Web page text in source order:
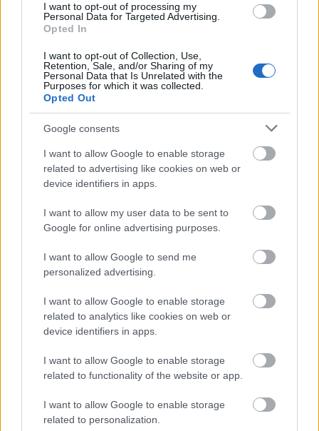
I want to opt-out of processing my
Personal Data for Targeted Advertising.
Opted In
I want to opt-out of Collection, Use,
Retention, Sale, and/or Sharing of my
Personal Data that Is Unrelated with the
Purposes for which it was collected.
Opted Out
Google consents
I want to allow Google to enable storage
related to advertising like cookies on web or
device identifiers in apps.
I want to allow my user data to be sent to
Google for online advertising purposes.
I want to allow Google to send me
personalized advertising.
I want to allow Google to enable storage
related to analytics like cookies on web or
device identifiers in apps.
I want to allow Google to enable storage
related to functionality of the website or app.
I want to allow Google to enable storage
related to personalization.
@csakahoki: fantasztikusak ezek a fordulatok:
"egyesek szerint", "szerintük", "állítólag"
Azt az elkényeztetett hokiszurkoló
mindenségit!
16 éve
@F. Kapus: ujsagiro vagy, "sejtheted" h ezen szavak
jelentlete mit rejt egy ujsagcikkben :P:P:P
F. Kapus
16 éve
Azt az elkényeztetett hokiszurkoló
mindenségit!
16 éve
@F. Kapus: en igy szerzem a baratokat... :P
csakahoki